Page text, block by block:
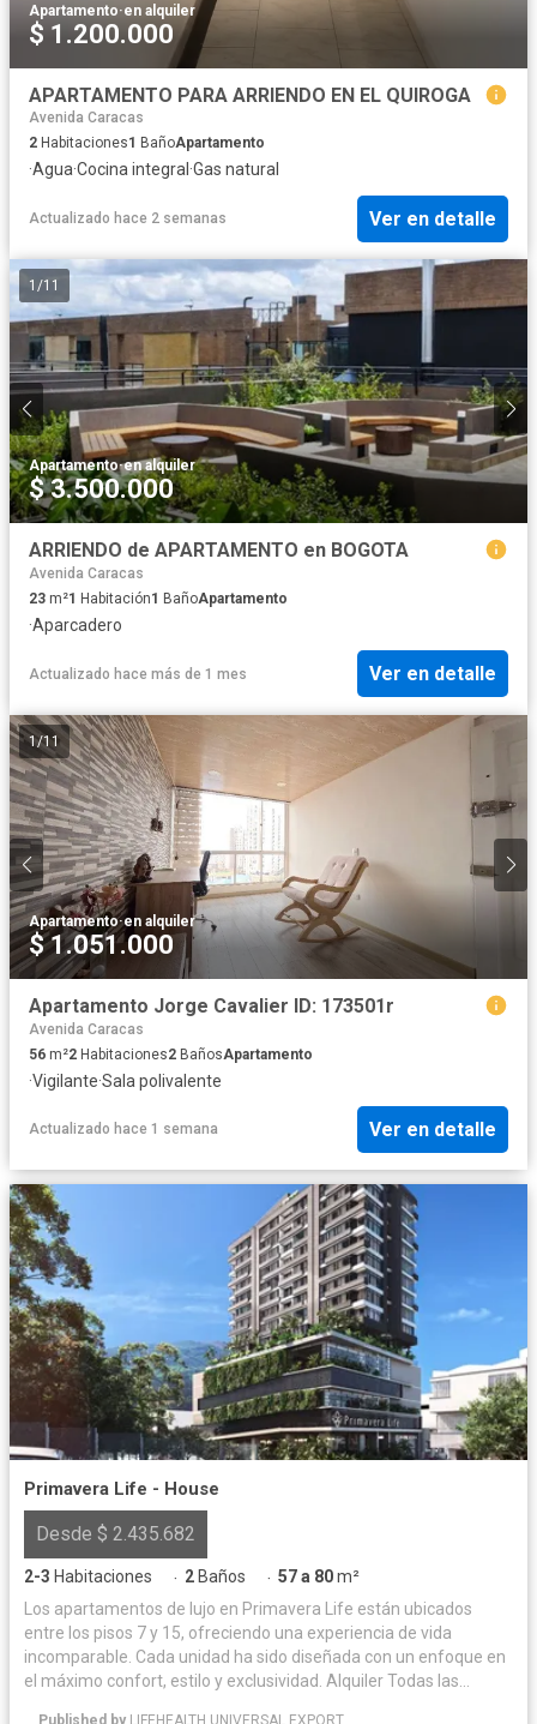
Apartamento·en alquiler
$ 1.200.000
APARTAMENTO PARA ARRIENDO EN EL QUIROGA
Avenida Caracas
2 Habitaciones1 BañoApartamento
·Agua·Cocina integral ·Gas natural
Actualizado hace 2 semanas Ver en detalle
1 /11
Apartamento·en alquiler
$ 3.500.000
ARRIENDO de APARTAMENTO en BOGOTA
Avenida Caracas
23 m²1 Habitación1 BañoApartamento
·Aparcadero
Actualizado hace más de 1 mes Ver en detalle
1/11
Apartamento·en alquiler
$ 1.051.000
Apartamento Jorge Cavalier ID: 173501r
Avenida Caracas
56 m²2 Habitaciones2 BañosApartamento
·Vigilante·Sala polivalente
Actualizado hace 1 semana Ver en detalle
Primavera Life - House
Desde $ 2.435.682
2-3 Habitaciones · 2 Baños · 57 a 80m²
Los apartamentos de lujo en Primavera Life están ubicados
entre los pisos 7 y 15, ofreciendo una experiencia de vida
incomparable. Cada unidad ha sido diseñada con un enfoque en
el máximo confort, estilo y exclusividad. Alquiler Todas las